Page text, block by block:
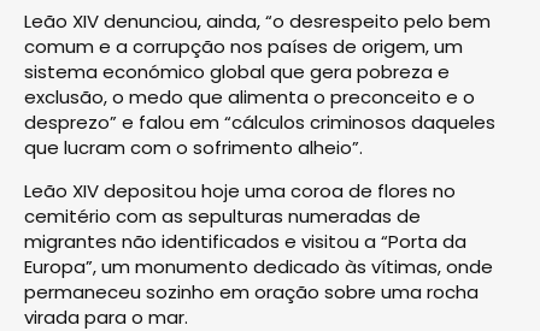
Leão XIV denunciou, ainda, “o desrespeito pelo bem
comum e a corrupção nos países de origem, um
sistema económico global que gera pobreza e
exclusão, o medo que alimenta o preconceito e o
desprezo” e falou em “cálculos criminosos daqueles
que lucram com o sofrimento alheio”.
Leão XIV depositou hoje uma coroa de flores no
cemitério com as sepulturas numeradas de
migrantes não identificados e visitou a “Porta da
Europa”, um monumento dedicado às vítimas, onde
permaneceu sozinho em oração sobre uma rocha
virada para o mar.